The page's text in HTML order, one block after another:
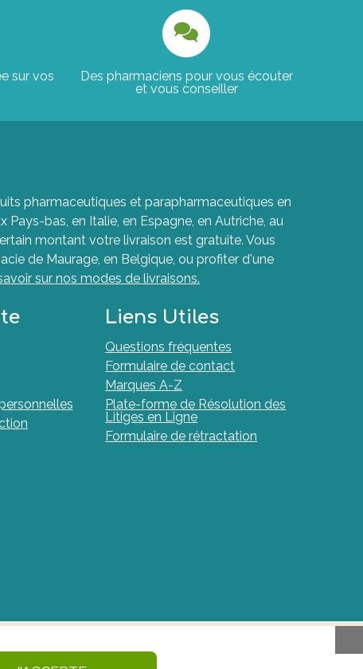
sur vos
Des pharmaciens pour vous écouter
et vous conseiller
pharmaceutiques et parapharmaceutiques en
Pays-bas, en Italie, en Espagne, en Autriche, au
montant votre livraison est gratuite. Vous
de Maurage, en Belgique, ou profiter d'une
sur nos modes de livraisons.
Liens Utiles
Questions fréquentes
Formulaire de contact
Marques A-Z
Plate-forme de Résolution des
Litiges en Ligne
Formulaire de rétractation
et de produits de santé en Belgique. Ce